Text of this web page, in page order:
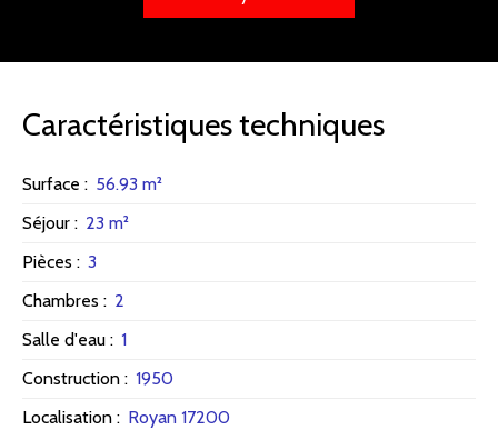
Caractéristiques techniques
Surface : 56.93 m²
Séjour : 23 m²
Pièces : 3
Chambres : 2
Salle d'eau : 1
Construction : 1950
Localisation : Royan 17200